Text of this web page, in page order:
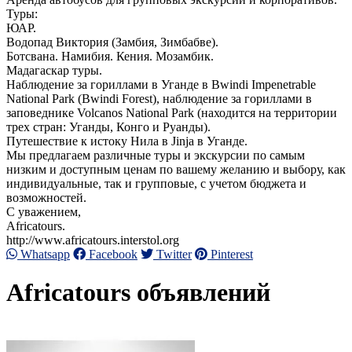
Туры:
ЮАР.
Водопад Виктория (Замбия, Зимбабве).
Ботсвана. Намибия. Кения. Мозамбик.
Мадагаскар туры.
Наблюдение за гориллами в Уганде в Bwindi Impenetrable
National Park (Bwindi Forest), наблюдение за гориллами в
заповеднике Volcanos National Park (находится на территории
трех стран: Уганды, Конго и Руанды).
Путешествие к истоку Нила в Jinja в Уганде.
Мы предлагаем различные туры и экскурсии по самым
низким и доступным ценам по вашему желанию и выбору, как
индивидуальные, так и групповые, с учетом бюджета и
возможностей.
С уважением,
Africatours.
http://www.africatours.interstol.org
Whatsapp
Facebook Twitter Pinterest
Africatours объявлений